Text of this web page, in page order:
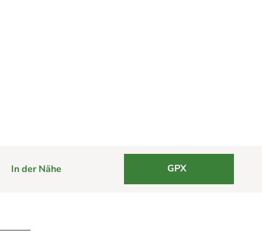
In der Nähe GPX